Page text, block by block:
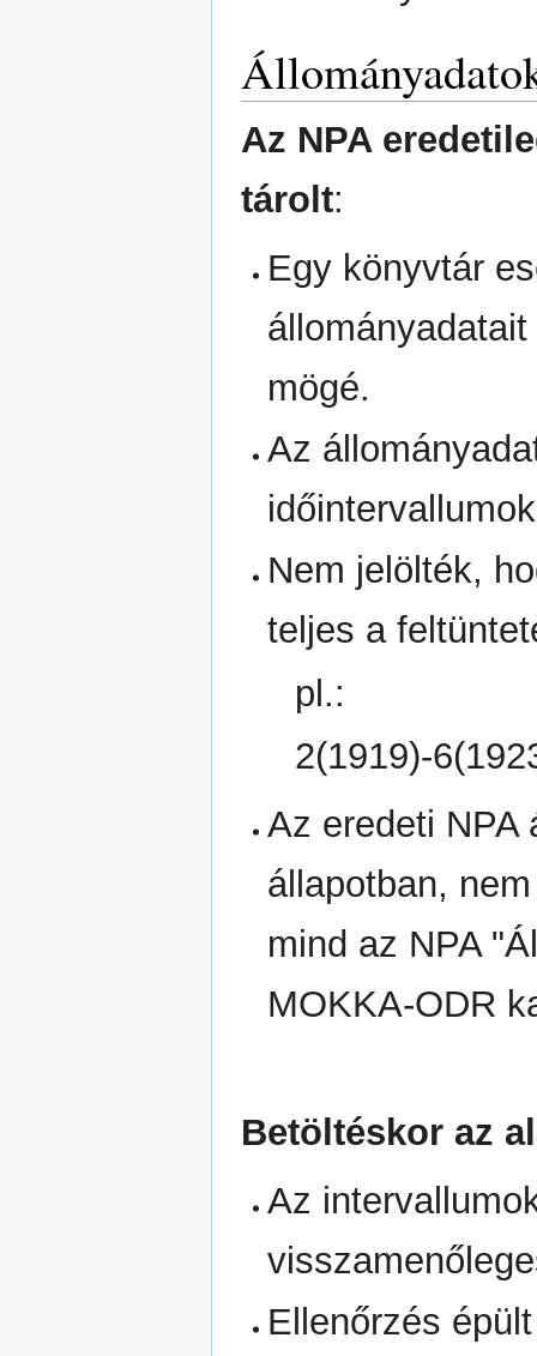
Az NPA
tárolt:
Egy könyvtár
mögé.
Az
Nem jelölték,
teljes a
pl.:
2(1919)-
Az eredeti NPA
állapotban,
mind az NPA
MOKKA-ODR
Betöltéskor az
Az
Ellenőrzés